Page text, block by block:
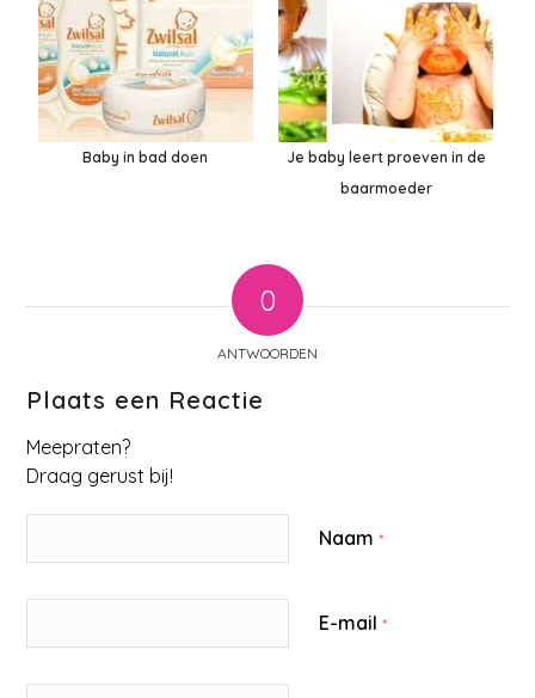
Baby in bad doen
Je baby leert proeven in de
baarmoeder
0
ANTWOORDEN
Plaats een Reactie
Meepraten?
Draag gerust bij!
Naam*
E-mail*